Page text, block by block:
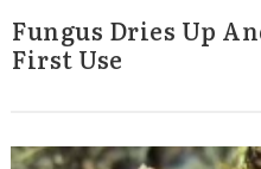
Fungus Dries Up
First Use